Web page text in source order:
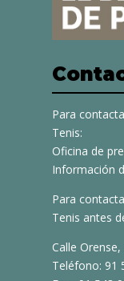
Para
Tenis:
Oficina de
Información
Para
Tenis antes
Calle
Teléfono: 91